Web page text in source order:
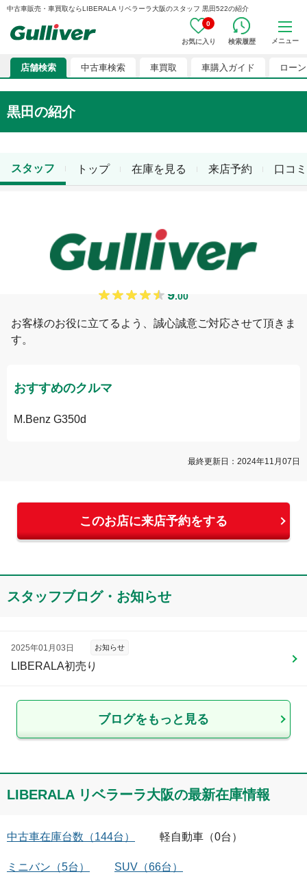
中古車販売・車買取ならLIBERALA リベラーラ大阪のスタッフ 黒田522の紹介
0
お気に入り 検索履歴 メニュー
店舗検索 中古車検索 車買取 車購入ガイド ローン
黒田の紹介
トップ 在庫を見る 来店予約 口コミ
スタッフ
店舗責任者
9.00
お客様のお役に立てるよう、誠心誠意ご対応させて頂きま
す。
おすすめのクルマ
M.Benz G350d
最終更新日： 2024年11月07日
このお店に来店予約をする
スタッフブログ・お知らせ
2025年01月03日 お知らせ
LIBERALA初売り
ブログをもっと見る
LIBERALA リベラーラ大阪の最新在庫情報
中古車在庫台数 （144台） 軽自動車 （0台）
ミニバン （5台） SUV （66台）